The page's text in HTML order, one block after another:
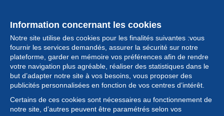
Information concernant les cookies
Notre site utilise des cookies pour les finalités suivantes :vous
fournir les services demandés, assurer la sécurité sur notre
plateforme, garder en mémoire vos préférences afin de rendre
votre navigation plus agréable, réaliser des statistiques dans le
but d’adapter notre site à vos besoins, vous proposer des
publicités personnalisées en fonction de vos centres d’intérêt.
Certains de ces cookies sont nécessaires au fonctionnement de
notre site, d’autres peuvent être paramétrés selon vos
Collection
Actualités